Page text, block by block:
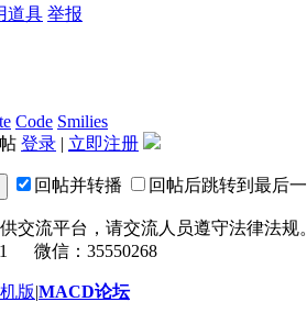
道具 举报
Code Smilies
登录 | 立即注册
回帖并转播 回帖后跳转到最后
交流平台，请交流人员遵守法律法规
微信：35550268
版|MACD论坛